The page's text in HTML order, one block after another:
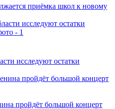
приёмка школ к новому
исследуют остатки
пройдёт большой концерт